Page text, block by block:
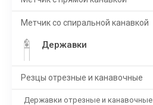
Метчик со спиральной канавкой
Державки
Резцы отрезные и канавочные
Державки отрезные и канавочные